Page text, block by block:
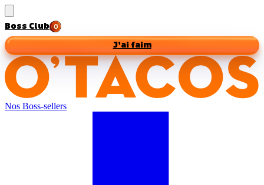
Boss Club
J’ai faim
Nos Boss-sellers